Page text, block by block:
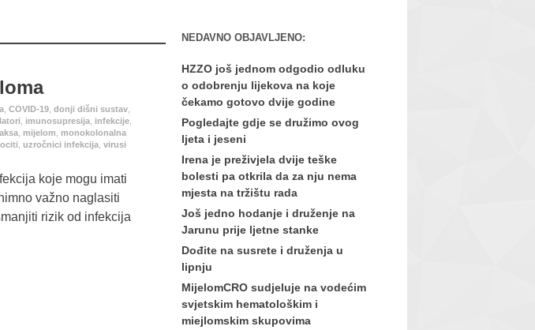
COVID-19 donji dišni sustav
imunosupresija infekcije
mijelom
monokolonalna
uzročnici infekcija virusi
koje mogu imati
važno naglasiti
rizik od infekcija
NEDAVNO OBJAVLJENO:
HZZO još jednom odgodio odluku
o odobrenju lijekova na koje
čekamo gotovo dvije godine
Pogledajte gdje se družimo ovog
ljeta i jeseni
Irena je preživjela dvije teške
bolesti pa otkrila da za nju nema
mjesta na tržištu rada
Još jedno hodanje i druženje na
Jarunu prije ljetne stanke
Dođite na susrete i druženja u
lipnju
MijelomCRO sudjeluje na vodećim
svjetskim hematološkim i
miejlomskim skupovima